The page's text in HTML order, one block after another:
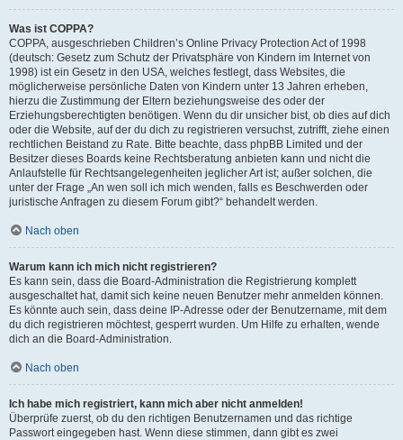
Was ist COPPA?
COPPA, ausgeschrieben Children’s Online Privacy Protection Act of 1998
(deutsch: Gesetz zum Schutz der Privatsphäre von Kindern im Internet von
1998) ist ein Gesetz in den USA, welches festlegt, dass Websites, die
möglicherweise persönliche Daten von Kindern unter 13 Jahren erheben,
hierzu die Zustimmung der Eltern beziehungsweise des oder der
Erziehungsberechtigten benötigen. Wenn du dir unsicher bist, ob dies auf dich
oder die Website, auf der du dich zu registrieren versuchst, zutrifft, ziehe einen
rechtlichen Beistand zu Rate. Bitte beachte, dass phpBB Limited und der
Besitzer dieses Boards keine Rechtsberatung anbieten kann und nicht die
Anlaufstelle für Rechtsangelegenheiten jeglicher Art ist; außer solchen, die
unter der Frage „An wen soll ich mich wenden, falls es Beschwerden oder
juristische Anfragen zu diesem Forum gibt?“ behandelt werden.
Nach oben
Warum kann ich mich nicht registrieren?
Es kann sein, dass die Board-Administration die Registrierung komplett
ausgeschaltet hat, damit sich keine neuen Benutzer mehr anmelden können.
Es könnte auch sein, dass deine IP-Adresse oder der Benutzername, mit dem
du dich registrieren möchtest, gesperrt wurden. Um Hilfe zu erhalten, wende
dich an die Board-Administration.
Nach oben
Ich habe mich registriert, kann mich aber nicht anmelden!
Überprüfe zuerst, ob du den richtigen Benutzernamen und das richtige
Passwort eingegeben hast. Wenn diese stimmen, dann gibt es zwei